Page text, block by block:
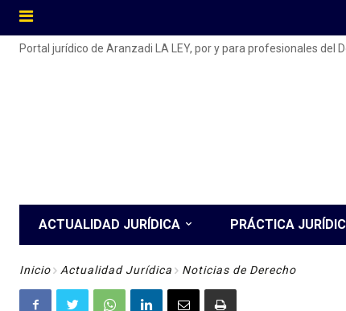
Portal jurídico de Aranzadi LA LEY, por y para profesionales del
ACTUALIDAD JURÍDICA PRÁCTICA
Inicio Actualidad Jurídica Noticias de Derecho